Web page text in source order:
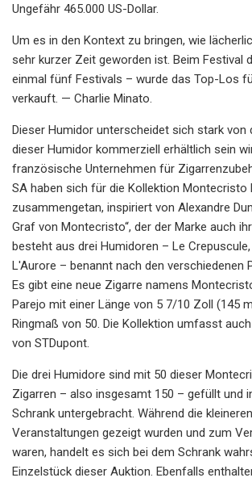
Ungefähr 465.000 US-Dollar.
Um es in den Kontext zu bringen, wie
sehr kurzer Zeit geworden ist. Beim Festival
einmal fünf Festivals – wurde das Top-Los
verkauft. — Charlie Minato.
Dieser Humidor unterscheidet sich stark von
dieser Humidor kommerziell erhältlich sein
französische Unternehmen für
SA haben sich für die Kollektion Montecristo
zusammengetan, inspiriert von Alexandre
Graf von Montecristo“, der der Marke auch
besteht aus drei Humidoren – Le
L'Aurore – benannt nach den verschiedenen
Es gibt eine neue Zigarre namens
Parejo mit einer Länge von 5 7/10 Zoll (145
Ringmaß von 50. Die Kollektion umfasst
von STDupont.
Die drei Humidore sind mit 50 dieser
Zigarren – also insgesamt 150 – gefüllt und
Schrank untergebracht. Während die
Veranstaltungen gezeigt wurden und zum
waren, handelt es sich bei dem Schrank
Einzelstück dieser Auktion. Ebenfalls